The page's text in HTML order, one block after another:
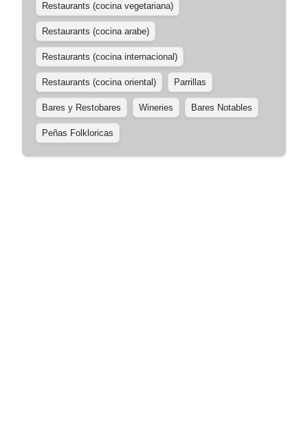
Restaurants (cocina vegetariana)
Restaurants (cocina arabe)
Restaurants (cocina internacional)
Restaurants (cocina oriental) Parrillas
Bares y Restobares Wineries Bares Notables
Peñas Folkloricas